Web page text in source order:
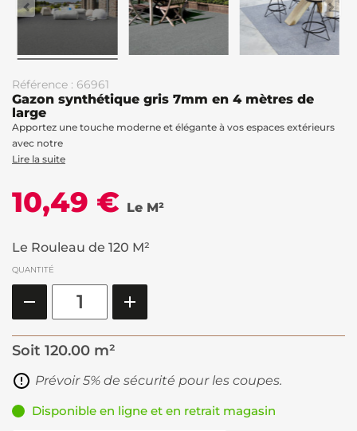
Référence : 66961
Gazon synthétique gris 7mm en 4 mètres de
large
Apportez une touche moderne et élégante à vos espaces extérieurs
avec notre
Lire la suite
10,49 € Le M²
Le Rouleau de 120 M²
QUANTITÉ
Soit 120.00 m²
Prévoir 5% de sécurité pour les coupes.
Disponible en ligne et en retrait magasin